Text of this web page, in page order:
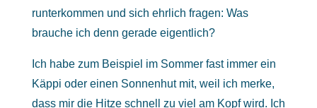
runterkommen und sich ehrlich fragen: Was
brauche ich denn gerade eigentlich?
Ich habe zum Beispiel im Sommer fast immer ein
Käppi oder einen Sonnenhut mit, weil ich merke,
dass mir die Hitze schnell zu viel am Kopf wird. Ich